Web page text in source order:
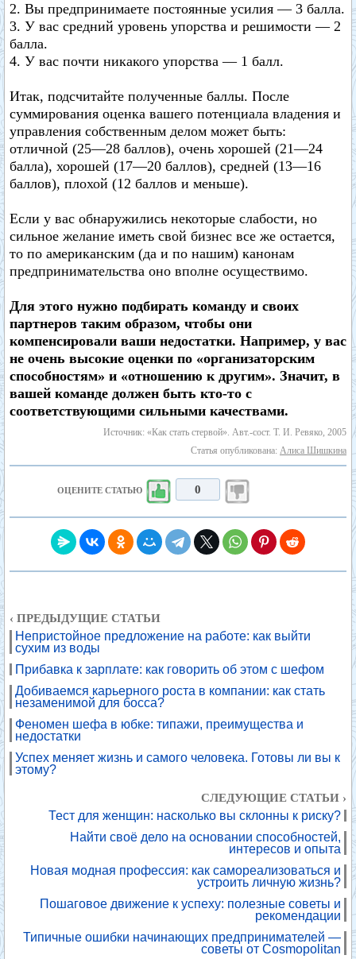
2. Вы предпринимаете постоянные усилия — 3 балла.
3. У вас средний уровень упорства и решимости — 2
балла.
4. У вас почти никакого упорства — 1 балл.
Итак, подсчитайте полученные баллы. После
суммирования оценка вашего потенциала владения и
управления собственным делом может быть:
отличной (25—28 баллов), очень хорошей (21—24
балла), хорошей (17—20 баллов), средней (13—16
баллов), плохой (12 баллов и меньше).
Если у вас обнаружились некоторые слабости, но
сильное желание иметь свой бизнес все же остается,
то по американским (да и по нашим) канонам
предпринимательства оно вполне осуществимо.
Для этого нужно подбирать команду и своих
партнеров таким образом, чтобы они
компенсировали ваши недостатки. Например, у вас
не очень высокие оценки по «организаторским
способностям» и «отношению к другим». Значит, в
вашей команде должен быть кто-то с
соответствующими сильными качествами.
Источник: «Как стать стервой». Авт.-сост. Т. И. Ревяко, 2005
Статья опубликована: Алиса Шишкина
ОЦЕНИТЕ СТАТЬЮ 0
‹ ПРЕДЫДУЩИЕ СТАТЬИ
Непристойное предложение на работе: как выйти
сухим из воды
Прибавка к зарплате: как говорить об этом с шефом
Добиваемся карьерного роста в компании: как стать
незаменимой для босса?
Феномен шефа в юбке: типажи, преимущества и
недостатки
Успех меняет жизнь и самого человека. Готовы ли вы к
этому?
СЛЕДУЮЩИЕ СТАТЬИ ›
Тест для женщин: насколько вы склонны к риску?
Найти своё дело на основании способностей,
интересов и опыта
Новая модная профессия: как самореализоваться и
устроить личную жизнь?
Пошаговое движение к успеху: полезные советы и
рекомендации
Типичные ошибки начинающих предпринимателей —
советы от Cosmopolitan